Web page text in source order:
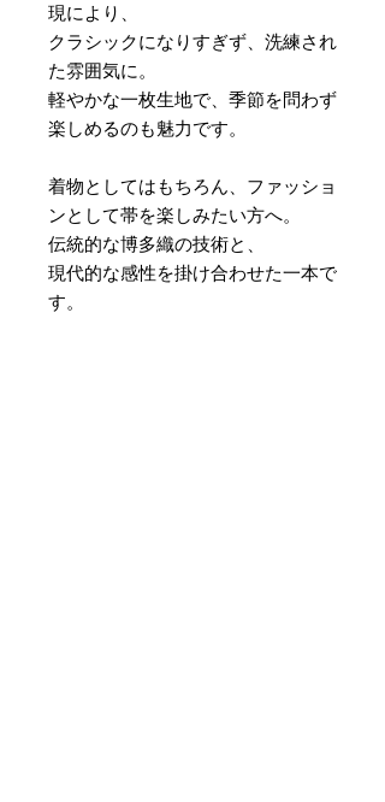
現により、
クラシックになりすぎず、洗練され
た雰囲気に。
軽やかな一枚生地で、季節を問わず
楽しめるのも魅力です。
着物としてはもちろん、ファッショ
ンとして帯を楽しみたい方へ。
伝統的な博多織の技術と、
現代的な感性を掛け合わせた一本で
す。